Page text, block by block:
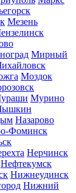
Мезень
Мирный
Моздок
Мурино
Назарово
Фоминск
Нерчинск
Нефтекумск
Нижнеудинск
Нижний